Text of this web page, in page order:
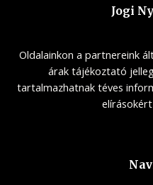
Jogi
Oldalainkon a partnereink
árak tájékoztató
tartalmazhatnak téves